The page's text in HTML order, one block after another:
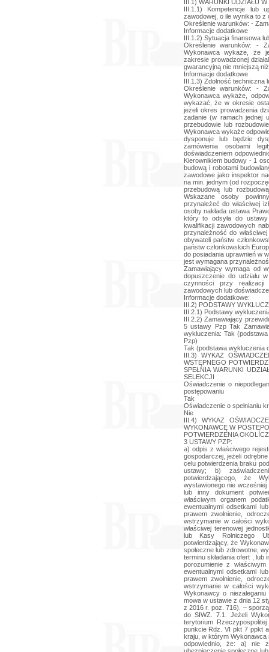
III.1) WARUNKI UDZIAŁU
III.1.1) Kompetencje lub
zawodowej, o ile wynika to z
Określenie warunków: -
Informacje dodatkowe
III.1.2) Sytuacja finansowa
Określenie warunków: -
Wykonawca wykaże, że
zakresie prowadzonej
gwarancyjną nie mniejszą
Informacje dodatkowe
III.1.3) Zdolność techniczna
Określenie warunków: -
Wykonawca wykaże,
wykazać, że w okresie
jeżeli okres prowadzenia
zadanie (w ramach jednej
przebudowie lub
Wykonawca wykaże
dysponuje lub będzie
zamówienia osobami
doświadczeniem
Kierownikiem budowy - 1
budową i robotami
zawodowe jako inspektor
na min. jednym (od
przebudową lub
Wskazane osoby
przynależeć do właściwej
osoby nakłada ustawa
który to odsyła do
kwalifikacji zawodowych
przynależność do
obywateli państw
państw członkowskich
do posiadania uprawnień w
jest wymagana
Zamawiający wymaga od
dopuszczenie do udziału
czynności przy
zawodowych lub
Informacje dodatkowe:
III.2) PODSTAWY
III.2.1) Podstawy
III.2.2) Zamawiający
5 ustawy Pzp Tak
wykluczenia: Tak
Pzp)
Tak (podstawa wykluczenia
III.3) WYKAZ
WSTĘPNEGO
SPEŁNIA WARUNKI
SELEKCJI
Oświadczenie o
postępowaniu
Tak
Oświadczenie o spełnianiu
Nie
III.4) WYKAZ
WYKONAWCĘ W
POTWIERDZENIA
3 USTAWY PZP:
a) odpis z właściwego
gospodarczej, jeżeli
celu potwierdzenia braku
ustawy; b)
potwierdzającego, że
wystawionego nie wcześniej
lub inny dokument
właściwym organem
ewentualnymi odsetkami
prawem zwolnienie,
wstrzymanie w całości
właściwej terenowej
lub Kasy Rolniczego
potwierdzający, że
społeczne lub zdrowotne,
terminu składania ofert , lub
porozumienie z
ewentualnymi odsetkami
prawem zwolnienie,
wstrzymanie w całości
Wykonawcy o
mowa w ustawie z dnia 12
z 2016 r. poz. 716). –
do SIWZ. 7.1. Jeżeli
terytorium
punkcie Rdz. VI pkt 7 ppkt
kraju, w którym Wykonawca
odpowiednio, że: a) nie